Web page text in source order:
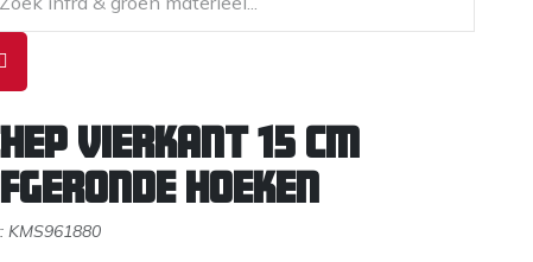
vierkant 15 cm
hoeken
KMS961880